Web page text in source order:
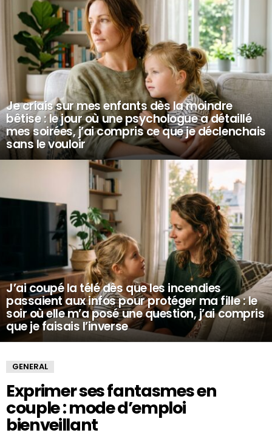
Je criais sur mes enfants dès la moindre
bêtise : le jour où une psychologue a détaillé
mes soirées, j’ai compris ce que je déclenchais
sans le vouloir
J’ai coupé la télé dès que les incendies
passaient aux infos pour protéger ma fille : le
soir où elle m’a posé une question, j’ai compris
que je faisais l’inverse
GENERAL
Exprimer ses fantasmes en
couple : mode d’emploi
bienveillant